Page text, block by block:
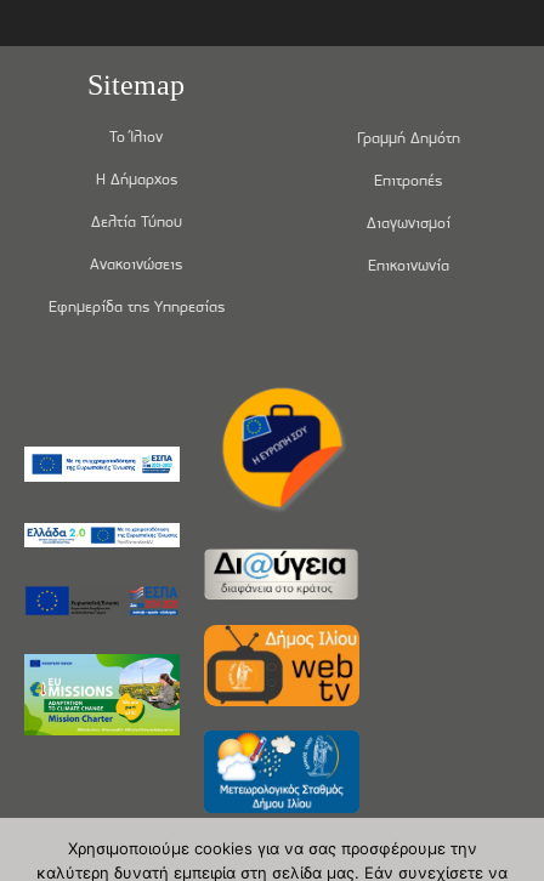
Sitemap
Το Ίλιον
Η Δήμαρχος
Δελτία Τύπου
Ανακοινώσεις
Εφημερίδα της Υπηρεσίας
Γραμμή Δημότη
Επιτροπές
Διαγωνισμοί
Επικοινωνία
Χρησιμοποιούμε cookies για να σας προσφέρουμε την
καλύτερη δυνατή εμπειρία στη σελίδα μας. Εάν συνεχίσετε να